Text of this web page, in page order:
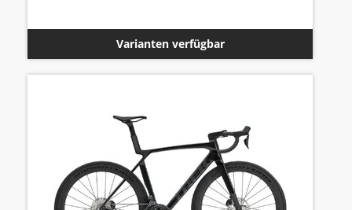
Varianten verfügbar